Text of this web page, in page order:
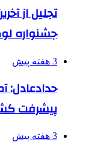
تجلیل از
جشنواره
3 هفته پیش
حدادعادل:
پیشرفت
3 هفته پیش